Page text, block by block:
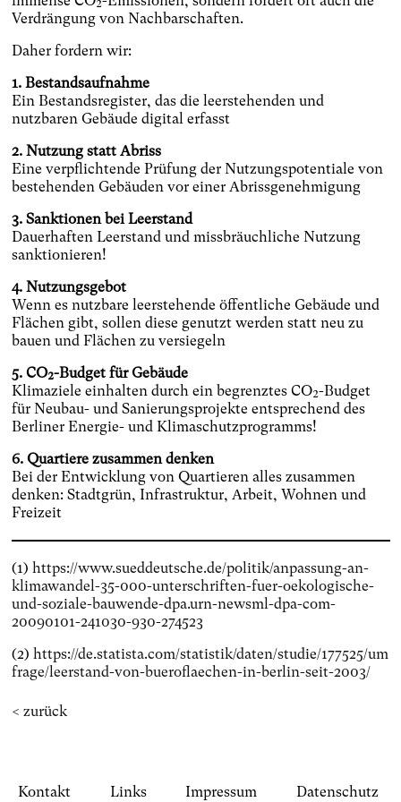
Verdrängung von Nachbarschaften.
Daher fordern wir:
1. Bestandsaufnahme
Ein Bestandsregister, das die leerstehenden und
nutzbaren Gebäude digital erfasst
2. Nutzung statt Abriss
Eine verpflichtende Prüfung der Nutzungspotentiale von
bestehenden Gebäuden vor einer Abrissgenehmigung
3. Sanktionen bei Leerstand
Dauerhaften Leerstand und missbräuchliche Nutzung
sanktionieren!
4. Nutzungsgebot
Wenn es nutzbare leerstehende öffentliche Gebäude und
Flächen gibt, sollen diese genutzt werden statt neu zu
bauen und Flächen zu versiegeln
5. CO₂-Budget für Gebäude
Klimaziele einhalten durch ein begrenztes CO₂-Budget
für Neubau- und Sanierungsprojekte entsprechend des
Berliner Energie- und Klimaschutzprogramms!
6. Quartiere zusammen denken
Bei der Entwicklung von Quartieren alles zusammen
denken: Stadtgrün, Infrastruktur, Arbeit, Wohnen und
Freizeit
(1) https://www.sueddeutsche.de/politik/anpassung-an-
klimawandel-35-000-unterschriften-fuer-oekologische-
und-soziale-bauwende-dpa.urn-newsml-dpa-com-
20090101-241030-930-274523
(2) https://de.statista.com/statistik/daten/studie/177525/um
frage/leerstand-von-bueroflaechen-in-berlin-seit-2003/
< zurück
Kontakt Links Impressum Datenschutz